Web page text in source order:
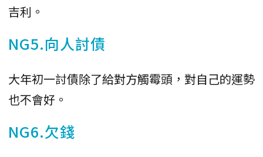
吉利。
NG5.向人討債
大年初一討債除了給對方觸霉頭，對自己的運勢
也不會好。
NG6.欠錢